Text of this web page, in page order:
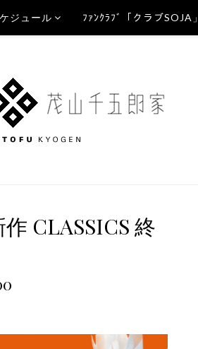
ジュール ﾌｧﾝｸﾗﾌﾞ「クラブSOJA」
CLASSICS 終